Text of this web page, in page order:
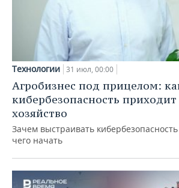
Технологии 31 июл, 00:00
Агробизнес под прицелом:
кибербезопасность приходит
хозяйство
Зачем выстраивать кибербезопасность
чего начать